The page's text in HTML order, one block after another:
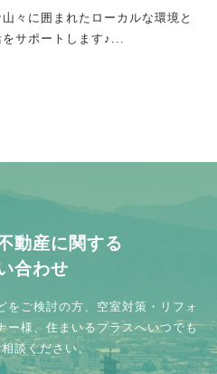
々に囲まれたローカルな環境と
サポートします♪...
動産に関する
合わせ
ご検討の方、 空室対策・リフォ
様、 住まいるプラスへいつでも
談ください。